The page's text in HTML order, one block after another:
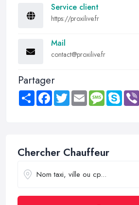
Service client
https://proxilive.fr
Mail
contact@proxilive.fr
Partager
Share FacebookTwitter Email MessageSkype
Chercher Chauffeur